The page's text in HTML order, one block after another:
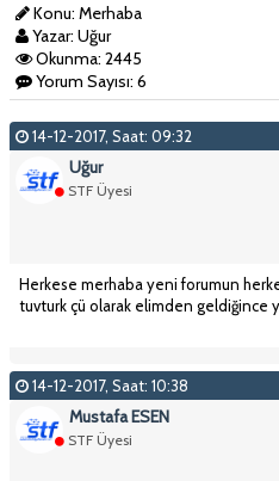
Konu: Merhaba
Yazar: Uğur
Okunma: 2445
Yorum Sayısı: 6
14-12-2017, Saat: 09:32
Uğur
STF Üyesi
Herkese merhaba yeni forumun
tuvturk çü olarak elimden geldiğince
14-12-2017, Saat: 10:38
Mustafa ESEN
STF Üyesi